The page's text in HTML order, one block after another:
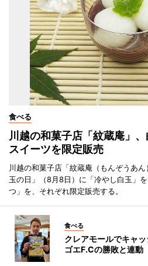
食べる
川越の和菓子店「紋蔵庵」
スイーツを限定販売
川越の和菓子店「紋蔵庵（もんぞうあ
玉の日」（8月8日）に「冷やし白玉」
つ」を、それぞれ限定販売する。
食べる
クレアモールでキャ
ゴエF.Cの勝敗と連動